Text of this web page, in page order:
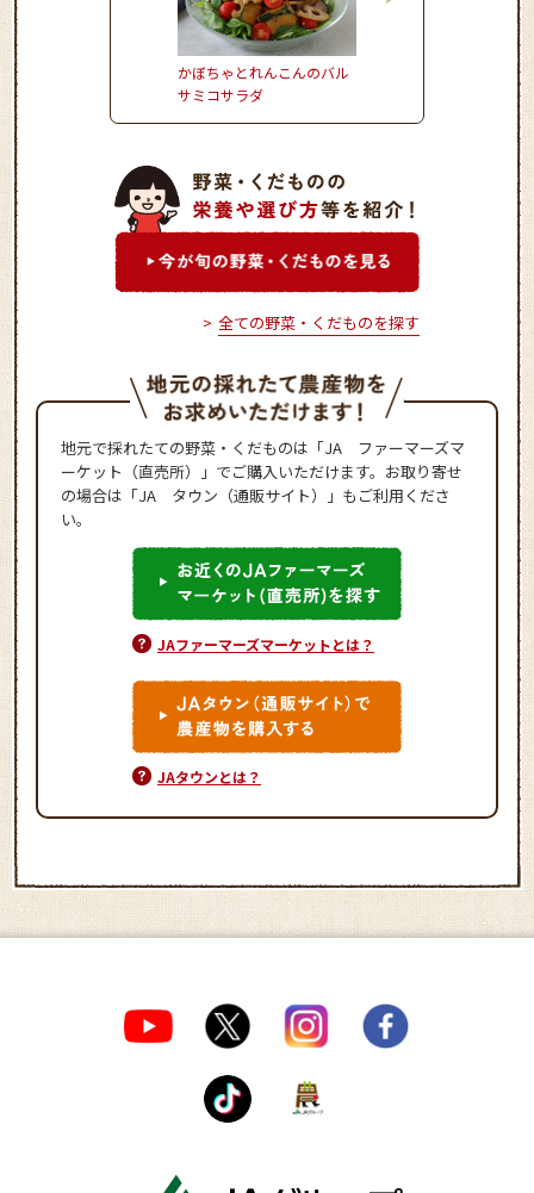
かぼちゃとれんこんのバル
サミコサラダ
とうもろこしとハムの
全ての野菜・くだものを探す
地元で採れたての野菜・くだものは「JA ファーマーズマ
ーケット（直売所）」でご購入いただけます。お取り寄せ
の場合は「JA タウン（通販サイト）」もご利用くださ
い。
JAファーマーズマーケットとは？
JAタウンとは？